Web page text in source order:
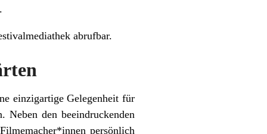
abrufbar.
einzigartige Gelegenheit für
Neben den beeindruckenden
persönlich